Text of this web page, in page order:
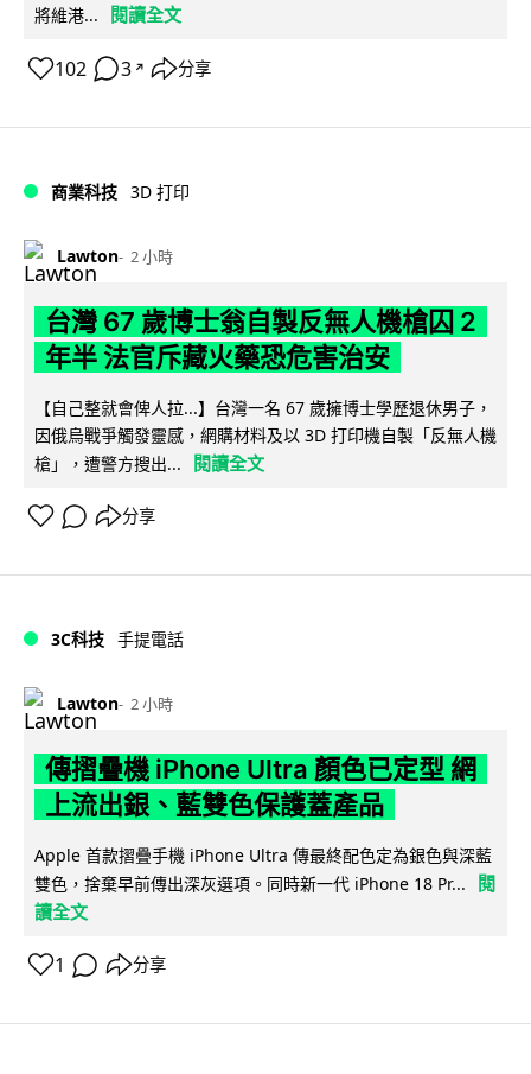
將維港...
閱讀全文
102 3 ↗ 分享
商業科技 3D 打印
Lawton 2 小時
台灣 67 歲博士翁自製反無人機槍囚 2
年半 法官斥藏火藥恐危害治安
【自己整就會俾人拉...】台灣一名 67 歲擁博士學歷退休男子，
因俄烏戰爭觸發靈感，網購材料及以 3D 打印機自製「反無人機
槍」，遭警方搜出...
閱讀全文
分享
3C科技 手提電話
Lawton 2 小時
傳摺疊機 iPhone Ultra 顏色已定型 網
上流出銀、藍雙色保護蓋產品
Apple 首款摺疊手機 iPhone Ultra 傳最終配色定為銀色與深藍
雙色，捨棄早前傳出深灰選項。同時新一代 iPhone 18 Pr...
閱
讀全文
1 分享